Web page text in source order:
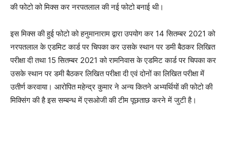
की फोटो को मिक्स कर नरपतलाल की नई फोटो बनाई थी।
इस मिक्स की हुई फोटो को हनुमानाराम द्वारा उपयोग कर 14 सितम्बर 2021 को
नरपतलाल के एडमिट कार्ड पर चिपका कर उसके स्थान पर डमी बैठकर लिखित
परीक्षा दी तथा 15 सितम्बर 2021 को रामनिवास के एडमिट कार्ड पर चिपका कर
उसके स्थान पर डमी बैठकर लिखित परीक्षा दी एवं दोनों का लिखित परीक्षा में
उतीर्ण करवाया। आरोपित महेन्द्र कुमार ने अन्य कितने अभ्यर्थियों की फोटो की
मिक्सिंग की है इस सम्बन्ध में एसओजी की टीम पूछताछ करने में जुटी है।